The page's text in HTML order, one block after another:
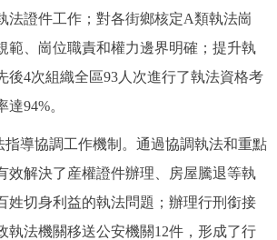
法證件工作；對各街鄉核定A類執法崗
範、崗位職責和權力邊界明確；提升執
後4次組織全區93人次進行了執法資格考
94%。
導協調工作機制。通過協調執法和重點
效解決了産權證件辦理、房屋騰退等執
姓切身利益的執法問題；辦理行刑銜接
執法機關移送公安機關12件，形成了行